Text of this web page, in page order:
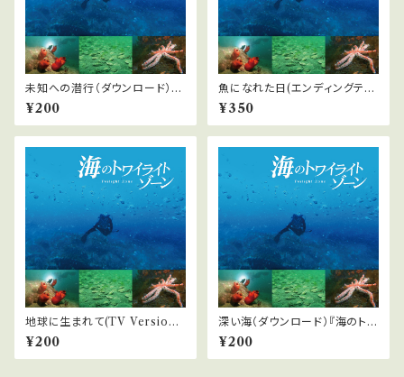
未知への潜行（ダウンロード）
『海のトワイライトゾーン』より
¥200
魚になれた日(エンディングテー
マ)（ダウンロード）『海のトワイ
ライトゾーン』より
¥350
地球に生まれて(TV Version)
（ダウンロード）『海のトワイライ
トゾーン』より
¥200
深い海（ダウンロード）『海のトワ
イライトゾーン』より
¥200